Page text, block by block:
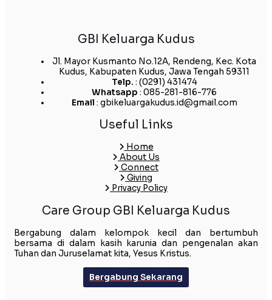
GBI Keluarga Kudus
Jl. Mayor Kusmanto No.12A, Rendeng, Kec. Kota
Kudus, Kabupaten Kudus, Jawa Tengah 59311
Telp. : (0291) 431474
Whatsapp : 085-281-816-776
Email : gbikeluargakudus.id@gmail.com
Useful Links
Home
About Us
Connect
Giving
Privacy Policy
Care Group GBI Keluarga Kudus
Bergabung dalam kelompok kecil dan bertumbuh
bersama di dalam kasih karunia dan pengenalan akan
Tuhan dan Juruselamat kita, Yesus Kristus.
Bergabung Sekarang